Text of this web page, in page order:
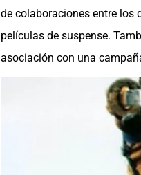
de colaboraciones entre los
películas de suspense.
asociación con una